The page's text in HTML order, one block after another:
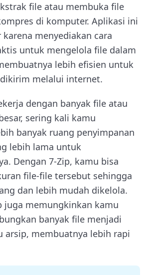
file atau membuka file
di komputer. Aplikasi ini
menyediakan cara
untuk mengelola file dalam
lebih efisien untuk
melalui internet.
dengan banyak file atau
sering kali kamu
banyak ruang penyimpanan
lebih lama untuk
Dengan 7-Zip, kamu bisa
file-file tersebut sehingga
dan lebih mudah dikelola.
juga memungkinkan kamu
banyak file menjadi
arsip, membuatnya lebih rapi